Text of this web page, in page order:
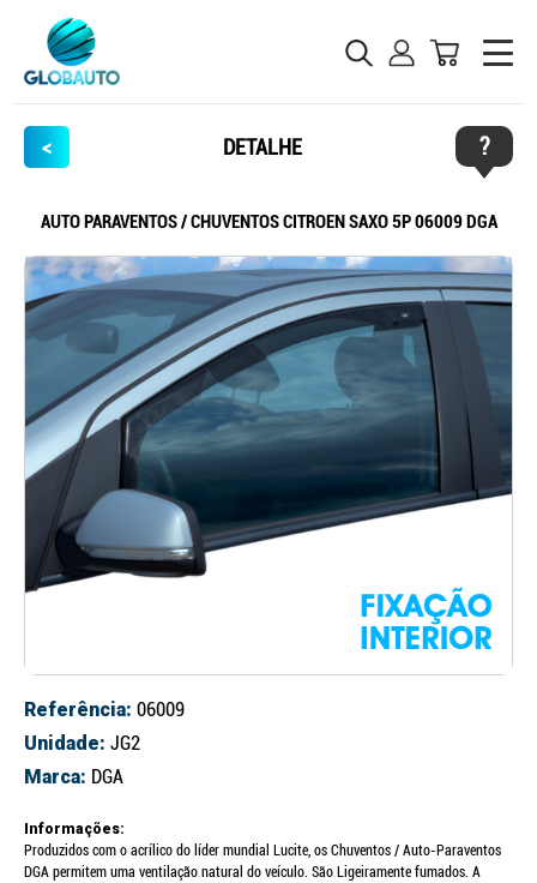
< DETALHE ?
AUTO PARAVENTOS / CHUVENTOS CITROEN SAXO 5P 06009 DGA
Referência: 06009
Unidade: JG2
Marca: DGA
Informações:
Produzidos com o acrílico do líder mundial Lucite, os Chuventos / Auto-Paraventos
DGA permitem uma ventilação natural do veículo. São Ligeiramente fumados. A